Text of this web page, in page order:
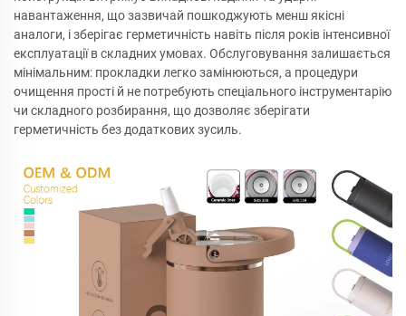
навантаження, що зазвичай пошкоджують менш якісні
аналоги, і зберігає герметичність навіть після років інтенсивної
експлуатації в складних умовах. Обслуговування залишається
мінімальним: прокладки легко замінюються, а процедури
очищення прості й не потребують спеціального інструментарію
чи складного розбирання, що дозволяє зберігати
герметичність без додаткових зусиль.